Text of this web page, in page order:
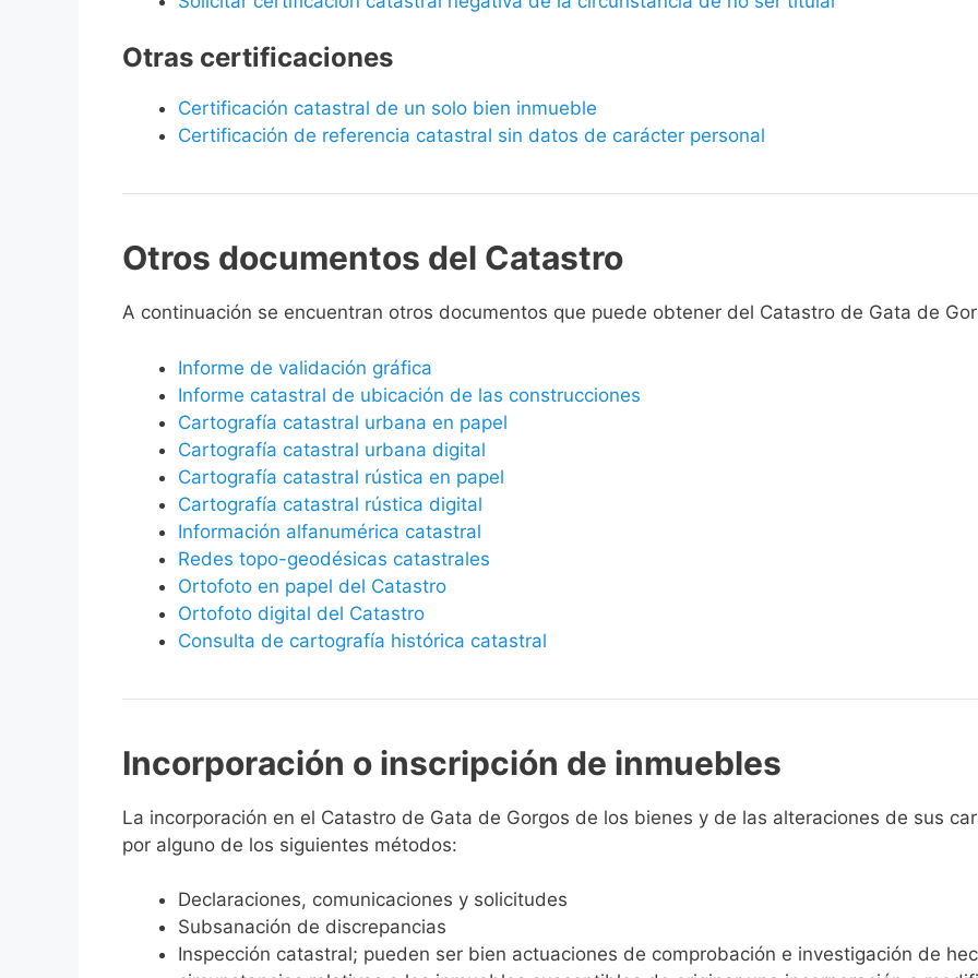
Otras certificaciones
Certificación catastral de un solo bien inmueble
Certificación de referencia catastral sin datos de carácter personal
Otros documentos del Catastro
A continuación se encuentran otros documentos que puede obtener del Catastro de Gata de
Informe de validación gráfica
Informe catastral de ubicación de las construcciones
Cartografía catastral urbana en papel
Cartografía catastral urbana digital
Cartografía catastral rústica en papel
Cartografía catastral rústica digital
Información alfanumérica catastral
Redes topo-geodésicas catastrales
Ortofoto en papel del Catastro
Ortofoto digital del Catastro
Consulta de cartografía histórica catastral
Incorporación o inscripción de inmuebles
La incorporación en el Catastro de Gata de Gorgos de los bienes y de las alteraciones de sus
por alguno de los siguientes métodos:
Declaraciones, comunicaciones y solicitudes
Subsanación de discrepancias
Inspección catastral; pueden ser bien actuaciones de comprobación e investigación de